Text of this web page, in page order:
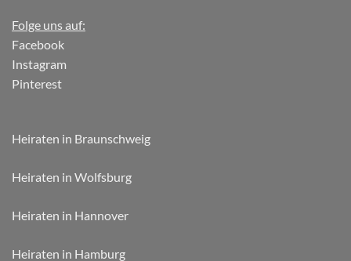
Folge uns auf:
Facebook
Instagram
Pinterest
Heiraten in Braunschweig
Heiraten in Wolfsburg
Heiraten in Hannover
Heiraten in Hamburg